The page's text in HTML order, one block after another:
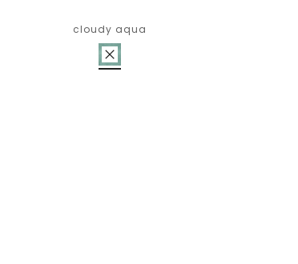
cloudy aqua